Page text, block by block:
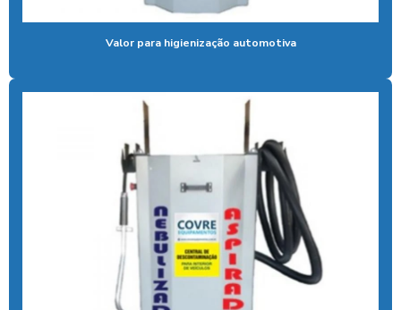
Bomba para lavar caminhão
Calibrador pneu moedeiro
Calibrador de pneus com pagamento via pix
Chuveiro tarifador pix
Coagulante orgânico
Coagulante orgânico tanino
Valor para higienização automotiva